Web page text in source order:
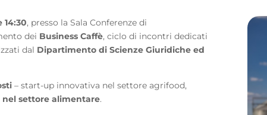
, presso la Sala Conferenze di
dei Business Caffè, ciclo di incontri dedicati
dal Dipartimento di Scienze Giuridiche ed
– start-up innovativa nel settore agrifood,
nel settore alimentare.